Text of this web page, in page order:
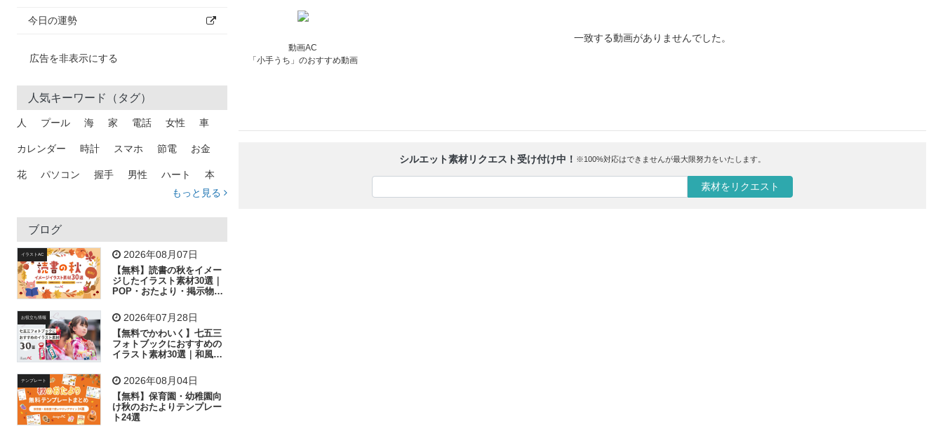
今日の運勢
広告を非表示にする
人気キーワード（タグ）
人 プール 海 家 電話 女性 車
カレンダー 時計 スマホ 節電 お金
花 パソコン 握手 男性 ハート 本
トラック 木
吹き出し
飛行機 グラフ ビル 魚 家族 書類
歩く 工場 会社 太陽 キラキラ
子供 作業員 葉 相談 ピクトグラム
もっと見る
ブログ
イラストAC 2026年08月07日
【無料】読書の秋をイメー
ジしたイラスト素材30選｜
POP・おたより・掲示物に
お役立ち情報 2026年07月28日
【無料でかわいく】七五三
フォトブックにおすすめの
イラスト素材30選｜和風の
テンプレート 2026年08月04日
【無料】保育園・幼稚園向
け秋のおたよりテンプレー
ト24選
動画AC
「小手うち」のおすすめ動画
一致する動画がありませんでした。
シルエット素材リクエスト受け付け中！ ※100%対応はできませんが最大限努力をいたします。
素材をリクエスト